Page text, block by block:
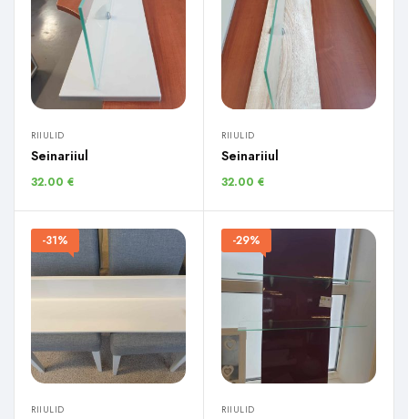
RIIULID
Seinariiul
32.00 €
RIIULID
Seinariiul
32.00 €
-31%
RIIULID
-29%
RIIULID